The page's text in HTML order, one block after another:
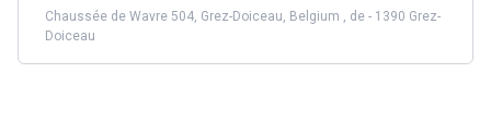
Chaussée de Wavre 504, Grez-Doiceau, Belgium , de - 1390 Grez-
Doiceau